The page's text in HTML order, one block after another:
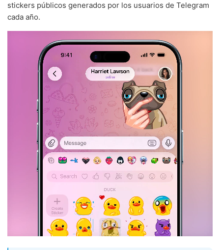
stickers públicos generados por los usuarios de Telegram
cada año.